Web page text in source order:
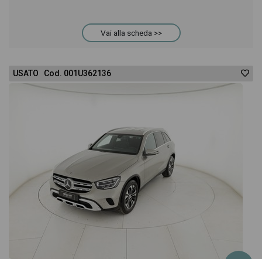
Vai alla scheda >>
USATO Cod. 001U362136